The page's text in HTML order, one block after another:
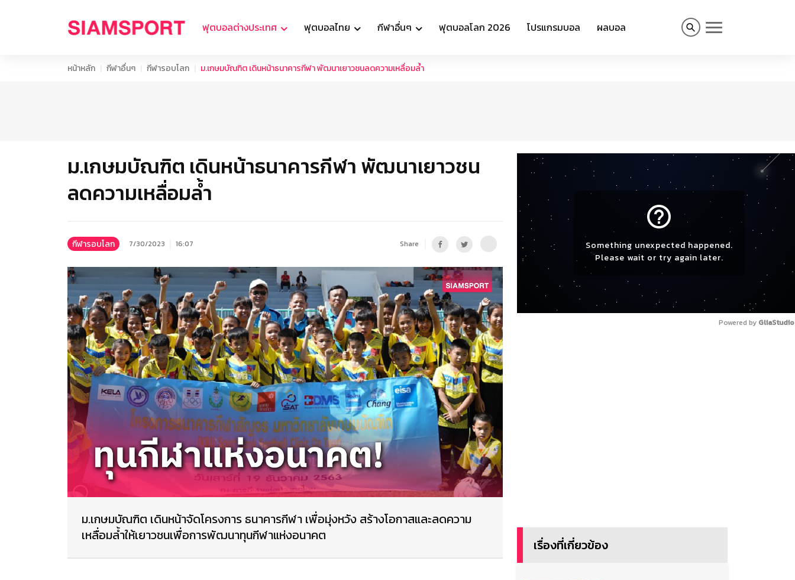
ฟุตบอลต่างประเทศ ฟุตบอลไทย กีฬาอื่นๆ ฟุตบอลโลก 2026 โปรแกรมบอล ผลบอล
หน้าหลัก กีฬาอื่นๆ กีฬารอบโลก ม.เกษมบัณฑิต เดินหน้าธนาคารกีฬา พัฒนาเยาวชนลดความเหลื่อมล้ำ
ม.เกษมบัณฑิต เดินหน้าธนาคารกีฬา พัฒนาเยาวชน
ลดความเหลื่อมล้ำ
กีฬารอบโลก 7/30/2023 16:07 Share
ม.เกษมบัณฑิต เดินหน้าจัดโครงการ ธนาคารกีฬา เพื่อมุ่งหวัง สร้างโอกาสและลดความ
เหลื่อมล้ำให้เยาวชนเพื่อการพัฒนาทุนกีฬาแห่งอนาคต
help_outline
Something unexpected happened.
Please wait or try again later.
Powered by
เรื่องที่เกี่ยวข้อง